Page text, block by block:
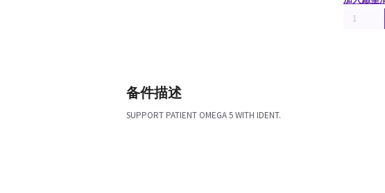
备件描述
SUPPORT PATIENT OMEGA 5 WITH IDENT.